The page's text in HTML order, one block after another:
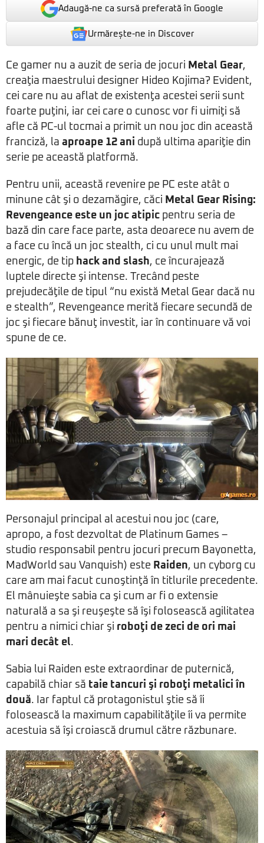
Adaugă-ne ca sursă preferată în Google
Urmărește-ne in Discover
Ce gamer nu a auzit de seria de jocuri Metal Gear,
creaţia maestrului designer Hideo Kojima? Evident,
cei care nu au aflat de existenţa acestei serii sunt
foarte puţini, iar cei care o cunosc vor fi uimiţi să
afle că PC-ul tocmai a primit un nou joc din această
franciză, la aproape 12 ani după ultima apariţie din
serie pe această platformă.
Pentru unii, această revenire pe PC este atât o
minune cât şi o dezamăgire, căci Metal Gear Rising:
Revengeance este un joc atipic pentru seria de
bază din care face parte, asta deoarece nu avem de
a face cu încă un joc stealth, ci cu unul mult mai
energic, de tip hack and slash, ce încurajează
luptele directe şi intense. Trecând peste
prejudecăţile de tipul “nu există Metal Gear dacă nu
e stealth”, Revengeance merită fiecare secundă de
joc şi fiecare bănuţ investit, iar în continuare vă voi
spune de ce.
Personajul principal al acestui nou joc (care,
apropo, a fost dezvoltat de Platinum Games –
studio responsabil pentru jocuri precum Bayonetta,
MadWorld sau Vanquish) este Raiden, un cyborg cu
care am mai facut cunoştinţă în titlurile precedente.
El mânuieşte sabia ca şi cum ar fi o extensie
naturală a sa şi reuşeşte să îşi folosească agilitatea
pentru a nimici chiar şi roboţi de zeci de ori mai
mari decât el.
Sabia lui Raiden este extraordinar de puternică,
capabilă chiar să taie tancuri şi roboţi metalici în
două. Iar faptul că protagonistul ştie să îi
folosească la maximum capabilităţile îi va permite
acestuia să îşi croiască drumul către răzbunare.